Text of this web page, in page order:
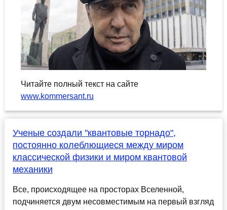
Читайте полный текст на сайте
www.kommersant.ru
Ученые создали "квантовые торнадо",
постоянно колеблющиеся между миром
классической физики и миром квантовой
механики
Все, происходящее на просторах Вселенной,
подчиняется двум несовместимым на первый взгляд